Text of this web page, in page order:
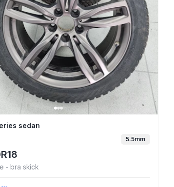
sedan
sedan
5.5mm
- bra skick